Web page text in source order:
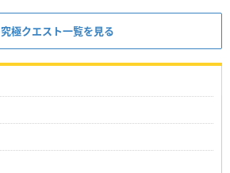
極クエスト一覧を見る